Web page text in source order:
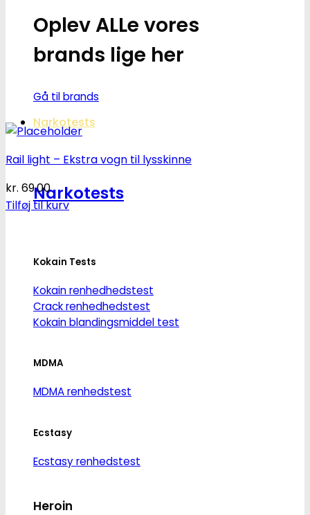
Oplev ALLe vores
brands lige her
Gå til brands
Narkotests
Narkotests
Kokain Tests
Kokain renhedhedstest
Crack renhedhedstest
Kokain blandingsmiddel test
MDMA
MDMA renhedstest
Ecstasy
Ecstasy renhedstest
Heroin
Rail light – Ekstra vogn til lysskinne
kr. 69.00
Tilføj til kurv